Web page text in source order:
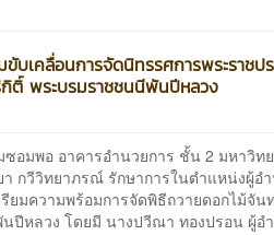
เคลื่อนการจัดนิทรรศการพระราชปร
ติ์ พระบรมราชชนนีพันปีหลวง
อมพอ อาคารอำนวยการ ชั้น 2 มหาวิท
กวีวิทยาภรณ์ รักษาการในตำแหน่งผู้อำ
มความพร้อมการจัดพิธีถวายดอกไม้จัน
ปีหลวง โดยมี นางปวีณา ทองปรอน ผู้อ